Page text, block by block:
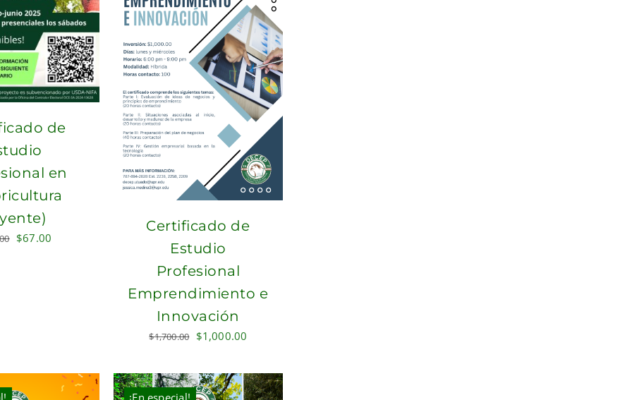
de
en
Original
$67.00
Certificado de
Estudio
Profesional
Emprendimiento e
Innovación
$1,700.00 Original
was:
$1,700.00.
$1,000.00
is:
$1,000.00.